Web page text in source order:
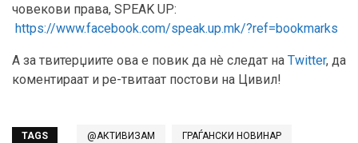
човекови права, SPEAK UP:
https://www.facebook.com/speak.up.mk/?ref=bookmarks
А за твитерџиите ова е повик да нè следат на Twitter, да
коментираат и ре-твитаат постови на Цивил!
TAGS @АКТИВИЗАМ ГРАЃАНСКИ НОВИНАР